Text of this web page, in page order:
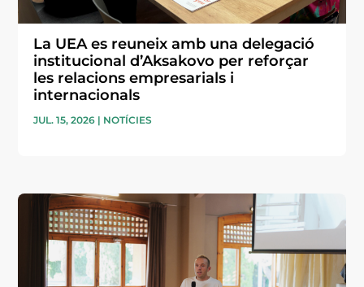
La UEA es reuneix amb una delegació
institucional d’Aksakovo per reforçar
les relacions empresarials i
internacionals
JUL. 15, 2026 | NOTÍCIES